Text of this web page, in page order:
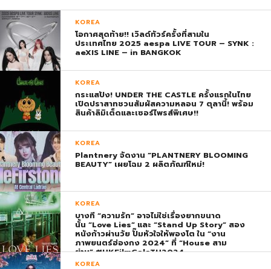
KOREA
โอกาศสุดท้าย!! เวิลด์ทัวร์ครั้งที่สามใน
ประเทศไทย 2025 aespa LIVE TOUR – SYNK :
aeXIS LINE – in BANGKOK
KOREA
กระแสปัง! UNDER THE CASTLE ครั้งแรกในไทย
เปิดปราสาทชวนสัมผัสความหลอน 7 ตุลานี้! พร้อม
สินค้าลิมิเต็ดและเซอร์ไพรส์พิเศษ!!
KOREA
Plantnery จัดงาน “PLANTNERY BLOOMING
BEAUTY” เผยโฉม 2 ผลิตภัณฑ์ใหม่!
KOREA
บางที “ความรัก” อาจไม่ใช่เรื่องยากขนาด
นั้น “Love Lies” และ “Stand Up Story” สอง
หนังก้าวผ่านวัย ปั๊มหัวใจให้พองโต ใน “งาน
ภาพยนตร์ฮ่องกง 2024” ที่ “House สาม
ย่าน” #HKFilmGalaTH2024
KOREA